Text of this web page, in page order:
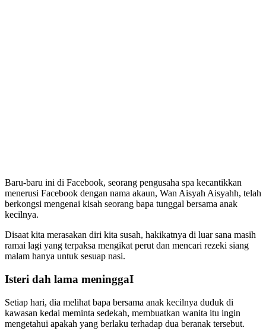
Baru-baru ini di Facebook, seorang pengusaha spa kecantikkan
menerusi Facebook dengan nama akaun, Wan Aisyah Aisyahh, telah
berkongsi mengenai kisah seorang bapa tunggal bersama anak
kecilnya.
Disaat kita merasakan diri kita susah, hakikatnya di luar sana masih
ramai lagi yang terpaksa mengikat perut dan mencari rezeki siang
malam hanya untuk sesuap nasi.
Isteri dah lama meninggaI
Setiap hari, dia melihat bapa bersama anak kecilnya duduk di
kawasan kedai meminta sedekah, membuatkan wanita itu ingin
mengetahui apakah yang berlaku terhadap dua beranak tersebut.